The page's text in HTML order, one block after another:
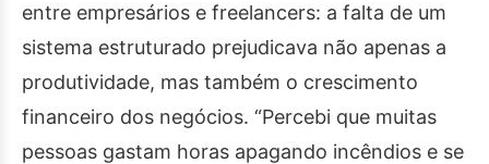
entre empresários e freelancers: a falta de um
sistema estruturado prejudicava não apenas a
produtividade, mas também o crescimento
financeiro dos negócios. “Percebi que muitas
pessoas gastam horas apagando incêndios e se